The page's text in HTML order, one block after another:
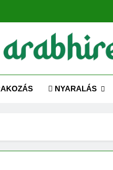
Világhoz – Naprakész
NYARALÁS